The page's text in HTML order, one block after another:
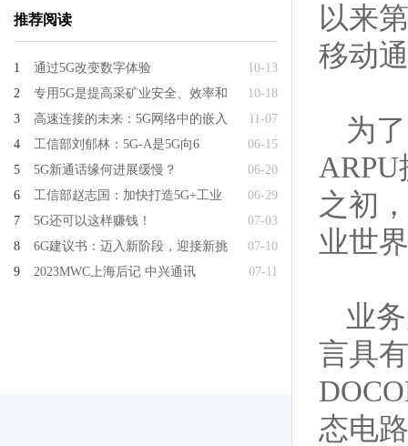
推荐阅读
10-13
1
通过5G改变数字体验
10-18
2
专用5G是提高采矿业安全、效率和
11-07
3
高速连接的未来：5G网络中的嵌入
06-15
4
工信部刘郁林：5G-A是5G向6
06-20
5
5G新通话缘何进展缓慢？
06-29
6
工信部赵志国：加快打造5G+工业
07-03
7
5G还可以这样赚钱！
07-10
8
6G建议书：迈入新阶段，迎接新挑
07-11
9 2023MWC上海后记 中兴通讯
以来
移动
为
之初
业世
业
言具
态电